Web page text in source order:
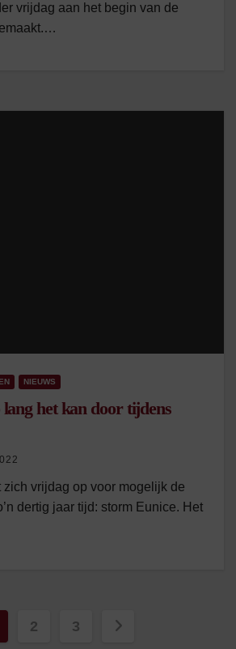
vrijdag aan het begin van de
NIEUWS
het kan door tijdens
zich vrijdag op voor mogelijk de
dertig jaar tijd: storm Eunice. Het
2 3